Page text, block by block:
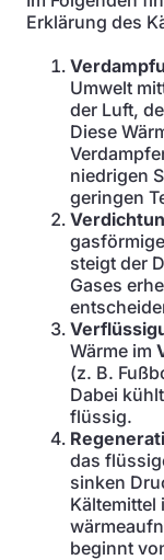
Erklärung des
Umwelt
der Luft,
Diese
niedrigen
geringen
steigt der
Gases
Wärme im
(z. B.
Dabei
flüssig.
das
sinken
Kältemittel
beginnt